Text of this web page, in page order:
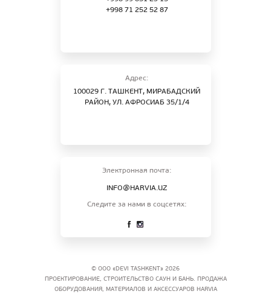
+998 71 252 52 87
Адрес:
100029 Г. ТАШКЕНТ, МИРАБАДСКИЙ
РАЙОН, УЛ. АФРОСИАБ 35/1/4
Электронная почта:
INFO@HARVIA.UZ
Следите за нами в соцсетях:
© ООО «DEVI TASHKENT» 2026
ПРОЕКТИРОВАНИЕ, СТРОИТЕЛЬСТВО САУН И БАНЬ. ПРОДАЖА
ОБОРУДОВАНИЯ, МАТЕРИАЛОВ И АКСЕССУАРОВ HARVIA